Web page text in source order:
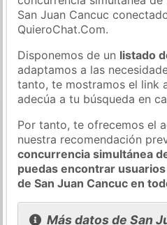
San Juan Cancuc
QuieroChat.Com.
Disponemos de un listado
adaptamos a las
tanto, te mostramos el link
adecúa a tu búsqueda en
Por tanto, te ofrecemos el
nuestra recomendación
concurrencia simultánea
puedas encontrar
de San Juan Cancuc en
Más datos de San